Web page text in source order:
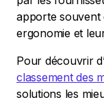
apporte souvent
ergonomie et
Pour découvrir
classement des
solutions les